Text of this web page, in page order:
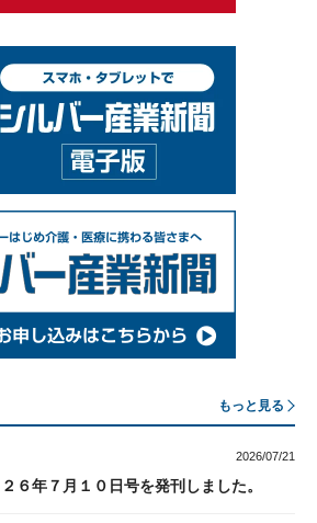
もっと見る
2026/07/21
６年７月１０日号を発刊しました。